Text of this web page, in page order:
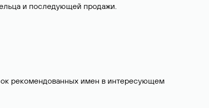
и последующей продажи.
рекомендованных имен в интересующем